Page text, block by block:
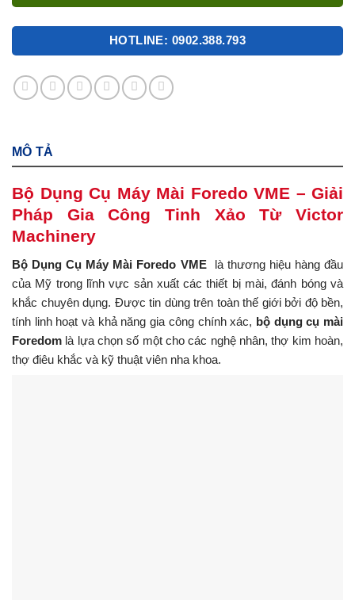
HOTLINE: 0902.388.793
MÔ TẢ
Bộ Dụng Cụ Máy Mài Foredo VME – Giải
Pháp Gia Công Tinh Xảo Từ Victor
Machinery
Bộ Dụng Cụ Máy Mài Foredo VMElà thương hiệu hàng đầu
của Mỹ trong lĩnh vực sản xuất các thiết bị mài, đánh bóng và
khắc chuyên dụng. Được tin dùng trên toàn thế giới bởi độ bền,
tính linh hoạt và khả năng gia công chính xác, bộ dụng cụ mài
Foredom là lựa chọn số một cho các nghệ nhân, thợ kim hoàn,
thợ điêu khắc và kỹ thuật viên nha khoa.